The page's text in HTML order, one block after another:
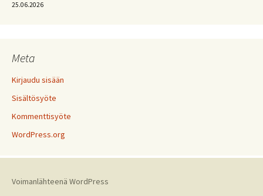
25.06.2026
Meta
Kirjaudu sisään
Sisältösyöte
Kommenttisyöte
WordPress.org
Voimanlähteenä WordPress